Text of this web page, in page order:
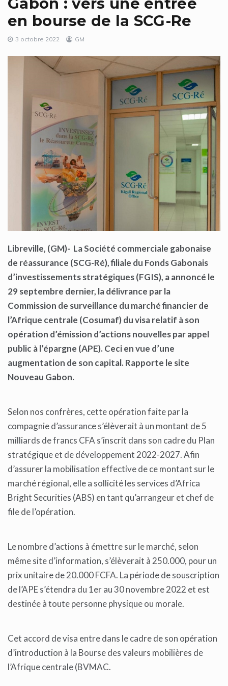
en bourse de la SCG-Re
3 octobre 2022 GM
Libreville, (GM)- La Société commerciale gabonaise
de réassurance (SCG-Ré), filiale du Fonds Gabonais
d’investissements stratégiques (FGIS), a annoncé le
29 septembre dernier, la délivrance par la
Commission de surveillance du marché financier de
l’Afrique centrale (Cosumaf) du visa relatif à son
opération d’émission d’actions nouvelles par appel
public à l’épargne (APE). Ceci en vue d’une
augmentation de son capital. Rapporte le site
Nouveau Gabon.
Selon nos confrères, cette opération faite par la
compagnie d’assurance s’élèverait à un montant de 5
milliards de francs CFA s’inscrit dans son cadre du Plan
stratégique et de développement 2022-2027. Afin
d’assurer la mobilisation effective de ce montant sur le
marché régional, elle a sollicité les services d’Africa
Bright Securities (ABS) en tant qu’arrangeur et chef de
file de l’opération.
Le nombre d’actions à émettre sur le marché, selon
même site d’information, s’élèverait à 250.000, pour un
prix unitaire de 20.000 FCFA. La période de souscription
de l’APE s’étendra du 1er au 30 novembre 2022 et est
destinée à toute personne physique ou morale.
Cet accord de visa entre dans le cadre de son opération
d’introduction à la Bourse des valeurs mobilières de
l’Afrique centrale (BVMAC.